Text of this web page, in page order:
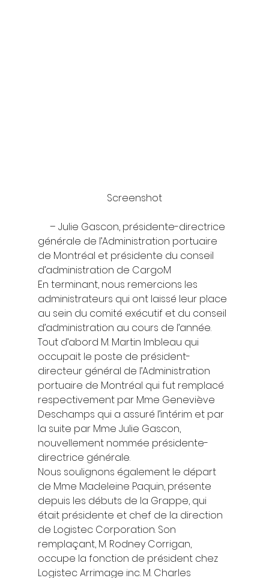
Screenshot
générale de l’Administration portuaire
de Montréal et présidente du conseil
d’administration de CargoM
En terminant, nous remercions les
administrateurs qui ont laissé leur place
au sein du comité exécutif et du conseil
d’administration au cours de l’année.
Tout d’abord M. Martin Imbleau qui
occupait le poste de président-
directeur général de l’Administration
portuaire de Montréal qui fut remplacé
respectivement par Mme Geneviève
Deschamps qui a assuré l’intérim et par
la suite par Mme Julie Gascon,
nouvellement nommée présidente-
directrice générale.
Nous soulignons également le départ
de Mme Madeleine Paquin, présente
depuis les débuts de la Grappe, qui
était présidente et chef de la direction
de Logistec Corporation. Son
remplaçant, M. Rodney Corrigan,
occupe la fonction de président chez
Logistec Arrimage inc. M. Charles